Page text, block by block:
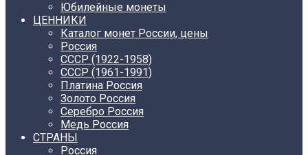
Юбилейные монеты
ЦЕННИКИ
Каталог монет России, цены
Россия
СССР (1922-1958)
CCCР (1961-1991)
Платина Россия
Золото Россия
Серебро Россия
Медь Россия
СТРАНЫ
Россия